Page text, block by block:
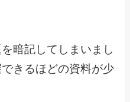
暗記してしまいまし
きるほどの資料が少